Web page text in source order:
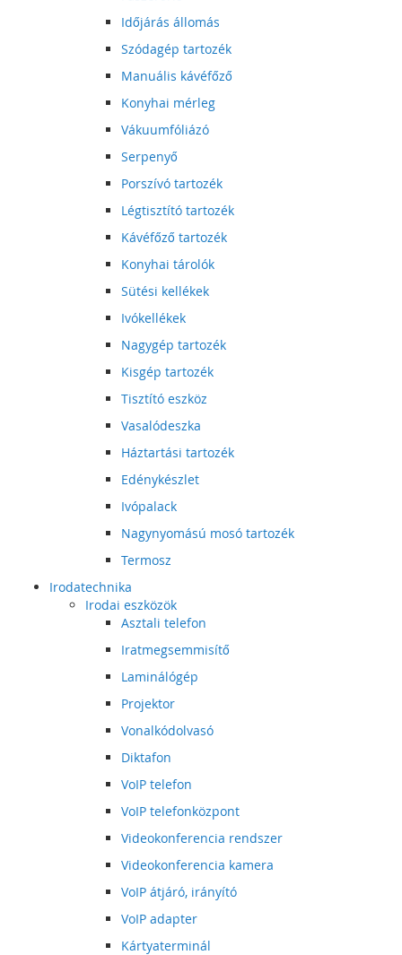
Időjárás állomás
Szódagép tartozék
Manuális kávéfőző
Konyhai mérleg
Vákuumfóliázó
Serpenyő
Porszívó tartozék
Légtisztító tartozék
Kávéfőző tartozék
Konyhai tárolók
Sütési kellékek
Ivókellékek
Nagygép tartozék
Kisgép tartozék
Tisztító eszköz
Vasalódeszka
Háztartási tartozék
Edénykészlet
Ivópalack
Nagynyomású mosó tartozék
Termosz
Irodatechnika
Irodai eszközök
Asztali telefon
Iratmegsemmisítő
Laminálógép
Projektor
Vonalkódolvasó
Diktafon
VoIP telefon
VoIP telefonközpont
Videokonferencia rendszer
Videokonferencia kamera
VoIP átjáró, irányító
VoIP adapter
Kártyaterminál